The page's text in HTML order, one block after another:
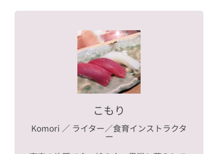
こもり
Komori ／ ライター／食育インストラクタ
ー